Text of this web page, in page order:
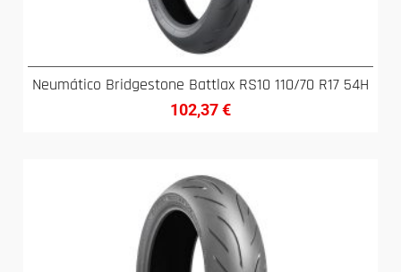
Neumático Bridgestone Battlax RS10 110/70 R17 54H
102,37€